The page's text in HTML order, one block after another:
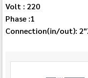
Volt : 220
Phase :1
Connection(in/out):